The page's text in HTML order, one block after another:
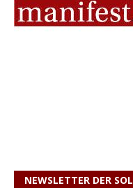
NEWSLETTER DER SOL